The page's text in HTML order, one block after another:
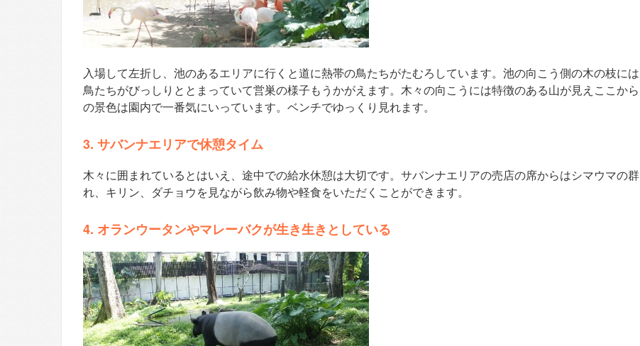
入場して左折し、池のあるエリアに行くと道に熱帯の鳥たちがたむろしています。池の向こう側の木の枝には
鳥たちがびっしりととまっていて営巣の様子もうかがえます。木々の向こうには特徴のある山が見えここから
の景色は園内で一番気にいっています。ベンチでゆっくり見れます。
3. サバンナエリアで休憩タイム
木々に囲まれているとはいえ、途中での給水休憩は大切です。サバンナエリアの売店の席からはシマウマの群
れ、キリン、ダチョウを見ながら飲み物や軽食をいただくことができます。
4. オランウータンやマレーバクが生き生きとしている